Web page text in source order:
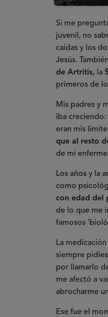
Si me
juvenil, no
caídas y los
Jesús.
de Artritis, la
primeros de
Mis padres y
iba creciendo:
eran mis
que al resto
de mi
Los años y la
como
con edad del
de lo que me
famosos
La
siempre
por llamarlo
me afectó a
abrocharme
Ese fue el